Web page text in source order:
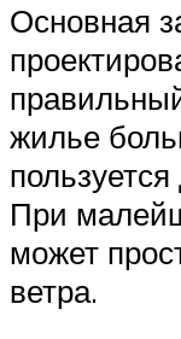
Основная
жилье
При
может
ветра.